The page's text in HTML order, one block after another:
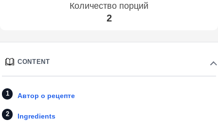
Количество порций
2
CONTENT
Автор о рецепте
Ingredients